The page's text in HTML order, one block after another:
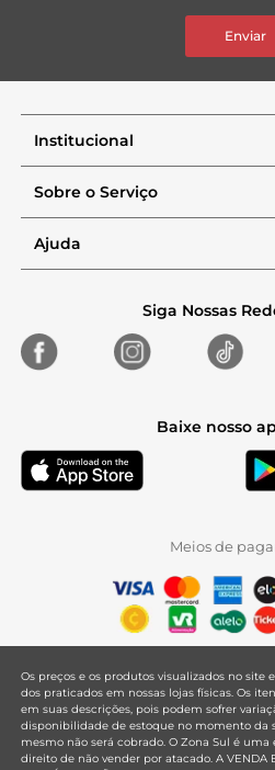
Enviar
Institucional
Sobre o Serviço
Ajuda
Siga Nossas
Baixe nosso
Meios de
Os preços e os produtos visualizados no site
dos praticados em nossas lojas físicas. Os
em suas descrições, pois podem sofrer
disponibilidade de estoque no momento da
mesmo não será cobrado. O Zona Sul é uma
direito de não vender por atacado. A VENDA